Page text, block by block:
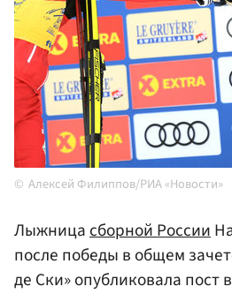
Алексей Филиппов/РИА «Новости»
Лыжницасборной России
после победы в общем
де Ски» опубликовала пост